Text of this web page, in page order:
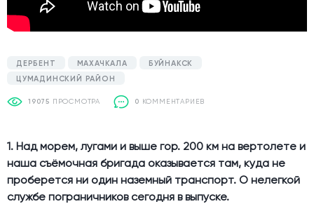
ДЕРБЕНТ МАХАЧКАЛА
БУЙНАКСК
ЦУМАДИНСКИЙ РАЙОН
19075 ПРОСМОТРА 0 КОММЕНТАРИЕВ
1. Над морем, лугами и выше гор. 200 км на вертолете и
наша съёмочная бригада оказывается там, куда не
проберется ни один наземный транспорт. О нелегкой
службе пограничников сегодня в выпуске.